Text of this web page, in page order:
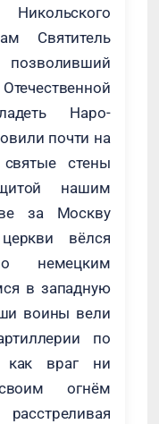
Никольского
Святитель
позволивший
Наро-
почти на
стены
нашим
за Москву
вёлся
немецким
в западную
воины вели
по
как враг ни
огнём